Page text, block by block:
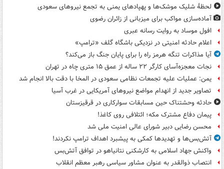
لحظۀ شلیک موشک‌ها و پهپادهای یمنی به تجمع نیروهای سعودی
آماده‌سازی مواکب برای میزبانی از زائران رضوی
افول موساد به روایت رسانه عبری
اعلام حادثه امنیتی در نزدیکی باشگاه گلف «ترامپ»
آیا مذاکرات تنگه هرمز راه را برای پایان جنگ باز می‌کند؟
نجات معجزه‌آسای کارگر ۲۲ ساله از عمق ۱۵ متری چاه در تهران
یمن: عملیات علیه تجمعات نظامی سعودی در المخا با دقت بالا انجام شد
تصاویر جدید از انهدام مواضع نیروهای آمریکایی در غرب آسیا
حادثه وحشتناک حین مسابقات سوارکاری در قرقیزستان
پیمان دفاع مشترک مکه؛ ائتلافی روی کاغذ!
محسن رضایی دبیر شورای عالی امنیت ملی شد
آتش‌بس‌ها و تهدیدها کمکی به پیشبرد اهداف ترامپ نکردند!
واکنش جهاد اسلامی به کارشکنی نتانیاهو در توافق آتش‌بس
انتصاب ذوالقدر به عنوان مشاور سیاسی رهبر معظم انقلاب